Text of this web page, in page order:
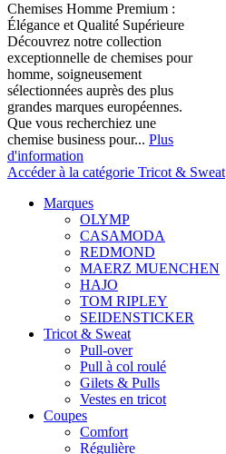
Chemises Homme Premium :
Élégance et Qualité Supérieure
Découvrez notre collection
exceptionnelle de chemises pour
homme, soigneusement
sélectionnées auprès des plus
grandes marques européennes.
Que vous recherchiez une
chemise business pour... Plus
d'information
Accéder à la catégorie Tricot & Sweat
Marques
OLYMP
CASAMODA
REDMOND
MAERZ MUENCHEN
HAJO
TOM RIPLEY
SEIDENSTICKER
Tricot & Sweat
Pull-over
Pull à col roulé
Gilets & Pulls
Vestes en tricot
Coupes
Comfort
Régulière